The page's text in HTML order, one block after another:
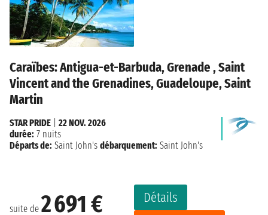
Caraïbes: Antigua-et-Barbuda, Grenade , Saint
Vincent and the Grenadines, Guadeloupe, Saint
Martin
suite de 2 691 €
Détails
STAR PRIDE
22 NOV. 2026
durée: 7 nuits
Départs de: Saint John's débarquement: Saint John's